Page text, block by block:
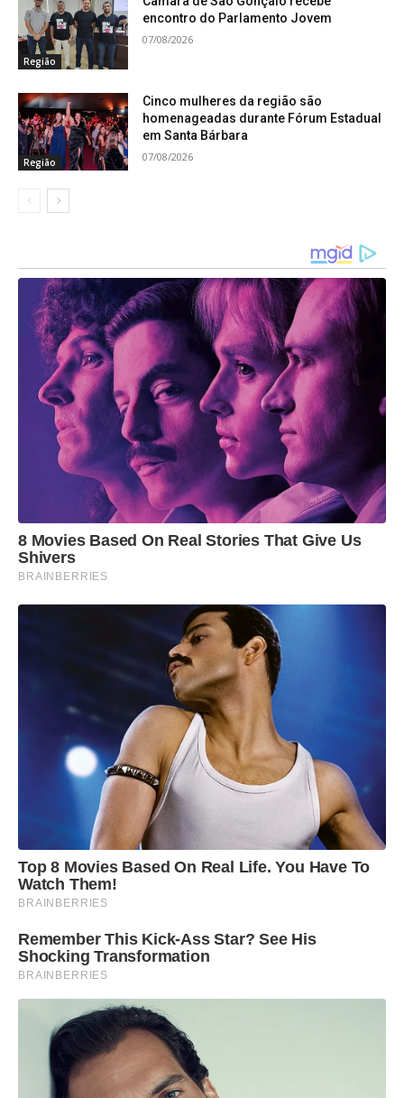
formação cidadã dos jovens e impactando
positivamente as famílias.
Região
encontro do Parlamento Jovem
07/08/2026
Região
Cinco mulheres da região são
homenageadas durante Fórum Estadual
em Santa Bárbara
07/08/2026
8 Movies Based On Real Stories That Give Us
Shivers
BRAINBERRIES
Top 8 Movies Based On Real Life. You Have To
Watch Them!
BRAINBERRIES
Remember This Kick-Ass Star? See His
Shocking Transformation
BRAINBERRIES